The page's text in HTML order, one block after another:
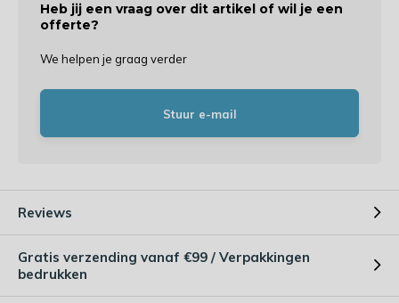
Heb jij een vraag over dit artikel of wil je een
offerte?
We helpen je graag verder
Stuur e-mail
Reviews
Gratis verzending vanaf €99 / Verpakkingen
bedrukken